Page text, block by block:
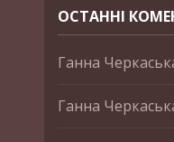
ОСТАННІ
Ганна
Ганна